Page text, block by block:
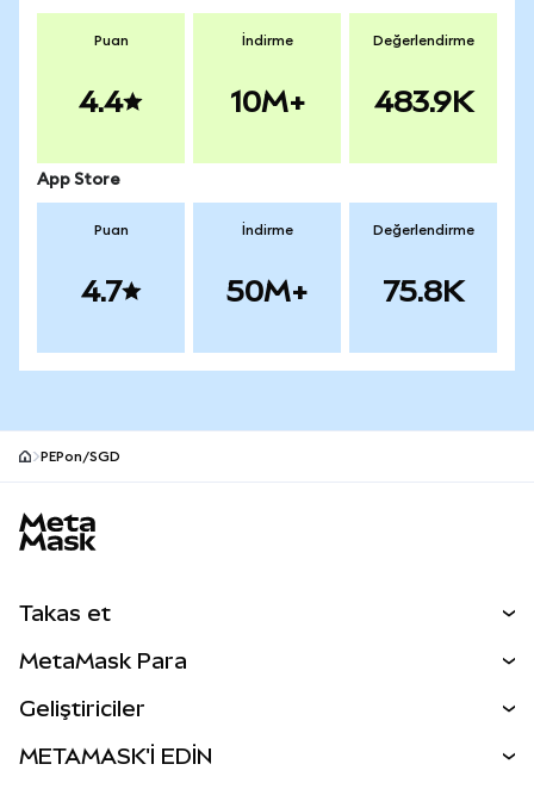
Puan
4.4
İndirme
10M+
Değerlendirme
483.9K
App Store
Puan
4.7
İndirme
50M+
Değerlendirme
75.8K
PEPon/SGD
Takas et
Perps
RWA'lar
MetaMask Para
Geliştiriciler
METAMASK'İ EDİN